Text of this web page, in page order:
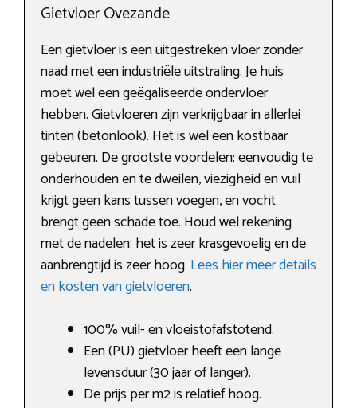
Gietvloer Ovezande
Een gietvloer is een uitgestreken vloer zonder
naad met een industriële uitstraling. Je huis
moet wel een geëgaliseerde ondervloer
hebben. Gietvloeren zijn verkrijgbaar in allerlei
tinten (betonlook). Het is wel een kostbaar
gebeuren. De grootste voordelen: eenvoudig te
onderhouden en te dweilen, viezigheid en vuil
krijgt geen kans tussen voegen, en vocht
brengt geen schade toe. Houd wel rekening
met de nadelen: het is zeer krasgevoelig en de
aanbrengtijd is zeer hoog. Lees hier meer details
en kosten van gietvloeren.
100% vuil- en vloeistofafstotend.
Een (PU) gietvloer heeft een lange
levensduur (30 jaar of langer).
De prijs per m2 is relatief hoog.